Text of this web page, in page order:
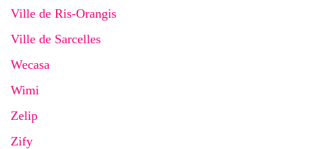
Ville de Ris-Orangis
Ville de Sarcelles
Wecasa
Wimi
Zelip
Zify